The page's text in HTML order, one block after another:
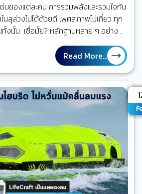
ของแต่ละคน การรวมพลังและรวมใจกัน
นลุล่วงไปได้ด้วยดี เพศสภาพไม่เกี่ยว ทุก
งนั้น เชื่อมั้ย? หลักฐานหลาย ๆ อย่าง
ความเสมอภาคให้กับผู้หญิงสร้างความ
รวมได้ หลักฐานต่างชี้ไปในทางเดียวกันว่า
วิธีการที่ดีที่สุดในการยกระดับสังคม
ทศชาติ ประเทศที่มีความเท่าเทียมทางเพศ
ตทางเศรษฐกิจที่ดีกว่า ในบริษัทที่มีผู้นำ
การดำเนินงานดีขึ้นมากกว่า ข้อตกลง
องผู้หญิงไว้ด้วยจะคงทนยาวนานกว่า
อบด้วยสมาชิกผู้หญิงจะออกกฎหมายที่
ภาพ การศึกษา การแบ่งแยกทางสังคม
ว่า รู้แบบนี้แล้ว คงจะดีไม่น้อยหากท้อง
ากความสามารถเข้ามาร่วมทำงาน และนี่ก็
IMO แม้สถิติบอกว่าจากตัวเลขชาวเรือทั่ว
พบว่ามีผู้หญิงอยู่เพียง 2%…
Read More...